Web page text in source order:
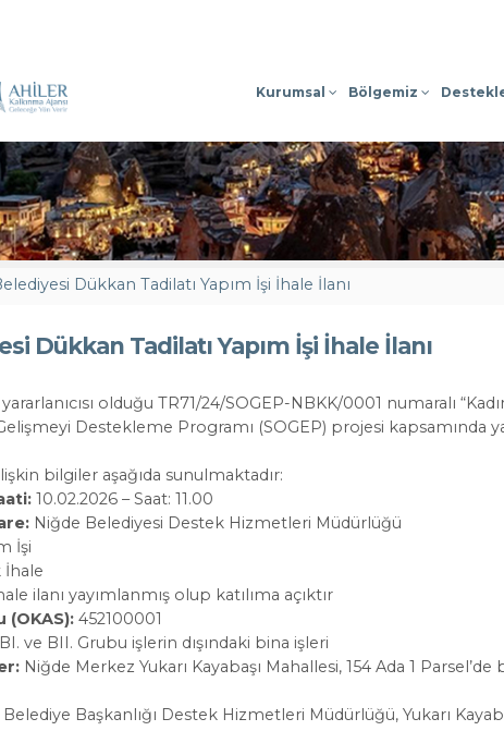
Kurumsal Bölgemiz
Dükkan Tadilatı Yapım İşi İhale İlanı
Dükkan Tadilatı Yapım İşi İhale İlanı
olduğu TR71/24/SOGEP-NBKK/0001 numaralı
Gelişmeyi Destekleme Programı (SOGEP) projesi kapsamında
bilgiler aşağıda sunulmaktadır:
10.02.2026 – Saat: 11.00
Niğde Belediyesi Destek Hizmetleri Müdürlüğü
İşi
İhale
ilanı yayımlanmış olup katılıma açıktır
(OKAS): 452100001
BI. ve BII. Grubu işlerin dışındaki bina işleri
Niğde Merkez Yukarı Kayabaşı Mahallesi, 154 Ada 1
Belediye Başkanlığı Destek Hizmetleri Müdürlüğü, Yukarı